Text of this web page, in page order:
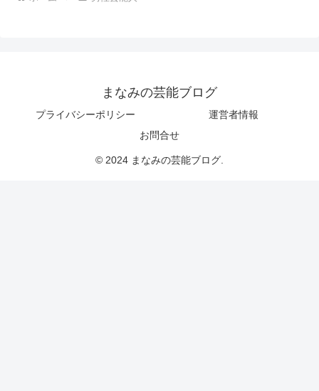
まなみの芸能ブログ
プライバシーポリシー
運営者情報
お問合せ
© 2024 まなみの芸能ブログ.